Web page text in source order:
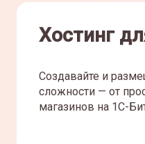
Хостинг
Создавайте и
сложности — от
магазинов на 1С-